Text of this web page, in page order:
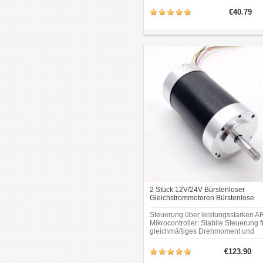
externes Analogsignal möglich.
€40.79
2 Stück 12V/24V Bürstenloser
Gleichstrommotoren Bürstenlose
Steuerung über leistungsstarken
Mikrocontroller; Stabile Steuerung
gleichmäßiges Drehmoment und
Drehzahlen.
€123.90